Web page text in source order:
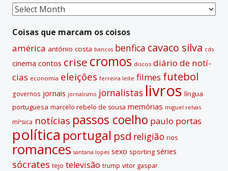
Coisas
Coisas que marcam os coisos
américa antónio costa bancos benfica cavaco silva cds
cinema contos crise cromos discos diário de notí­
cias economia eleições ferreira leite filmes futebol
governos jornais jornalismo jornalistas livros lí­ngua
portuguesa marcelo rebelo de sousa memórias miguel relvas
míºsica notí­cias passos coelho paulo portas
polí­tica portugal psd religião rios
romances santana lopes sexo sporting séries
sócrates tejo televisão trump vitor gaspar